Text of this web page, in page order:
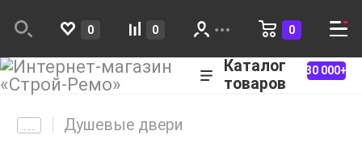
0 0 0
Каталог
товаров
30 000+
Душевые двери